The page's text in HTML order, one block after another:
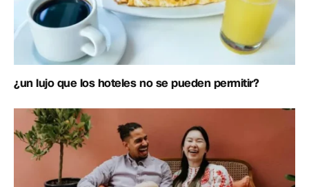
¿un lujo que los hoteles no se pueden permitir?